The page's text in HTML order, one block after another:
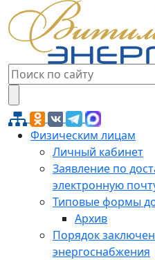
Физическим лицам
Личный кабинет
Заявление по
электронную
Типовые формы
Архив
Порядок
энергоснабжения